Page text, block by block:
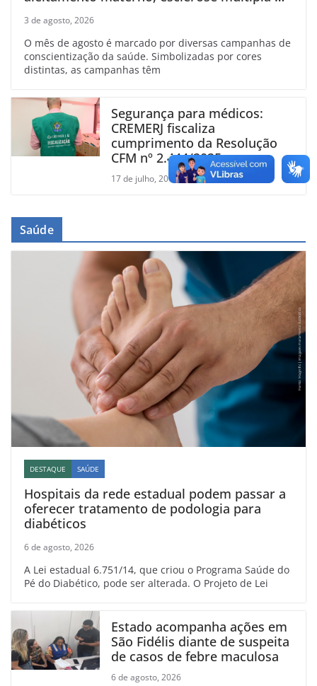
3 de agosto, 2026
O mês de agosto é marcado por diversas campanhas de
conscientização da saúde. Simbolizadas por cores
distintas, as campanhas têm
Segurança para médicos:
CREMERJ fiscaliza
cumprimento da Resolução
CFM nº 2.444/2025
17 de julho, 2026
Saúde
DESTAQUE SAÚDE
Hospitais da rede estadual podem passar a
oferecer tratamento de podologia para
diabéticos
6 de agosto, 2026
A Lei estadual 6.751/14, que criou o Programa Saúde do
Pé do Diabético, pode ser alterada. O Projeto de Lei
Estado acompanha ações em
São Fidélis diante de suspeita
de casos de febre maculosa
6 de agosto, 2026